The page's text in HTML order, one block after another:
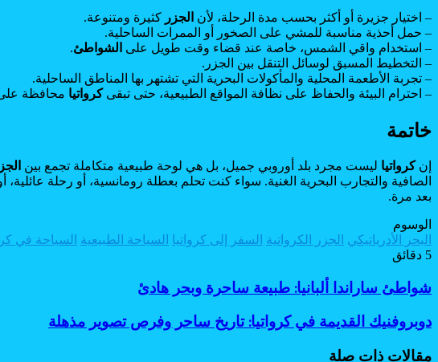
– اختيار جزيرة أو أكثر بحسب مدة الرحلة، لأن الجزر كثيرة ومتنوعة.
– حمل أحذية مناسبة للمشي على الصخور أو الممرات الساحلية.
– استخدام واقي الشمس، خاصة عند قضاء وقت طويل على الشواطئ.
– التخطيط المسبق لوسائل التنقل بين الجزر.
– تجربة الأطعمة المحلية والمأكولات البحرية التي تشتهر بها المناطق الساحلية.
– احترام البيئة والحفاظ على نظافة المواقع الطبيعية، حتى تبقىكرواتيا محافظة
خاتمة
إنكرواتيا ليست مجرد بلد أوروبي جميل، بل هي لوحة طبيعية متكاملة تجمع بين
الصافية والتجارب البحرية الغنية. سواء كنت تحلم بعطلة رومانسية، أو رحلة
بعد مرة.
الوسوم
البحر الأدرياتيكي
الجزر الكرواتية السفر إلى كرواتيا السياحة الطبيعية السياحة في
5 دقائق
عبر
البريد
شواطئ
ساراندا
طبيعة
ساحرة
شواطئ ساراندا ألبانيا: طبيعة ساحرة وبحر هادئ
دوبروفنيك
القديمة
في
دوبروفنيك القديمة في كرواتيا: تاريخ ساحر وفرص تصوير مذهلة
مقالات ذات صلة